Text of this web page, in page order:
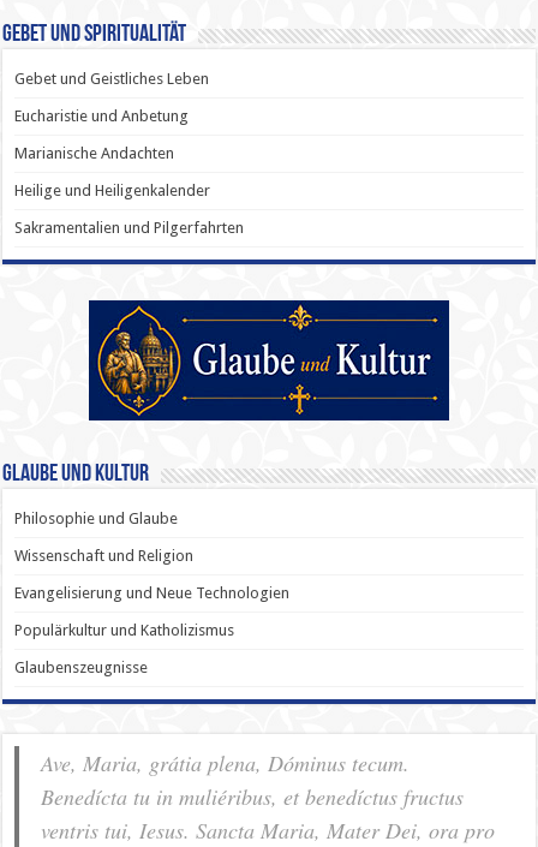
Gebet und Spiritualität
Gebet und Geistliches Leben
Eucharistie und Anbetung
Marianische Andachten
Heilige und Heiligenkalender
Sakramentalien und Pilgerfahrten
Glaube und Kultur
Philosophie und Glaube
Wissenschaft und Religion
Evangelisierung und Neue Technologien
Populärkultur und Katholizismus
Glaubenszeugnisse
Ave, Maria, grátia plena, Dóminus tecum.
Benedícta tu in muliéribus, et benedíctus fructus
ventris tui, Iesus. Sancta Maria, Mater Dei, ora pro